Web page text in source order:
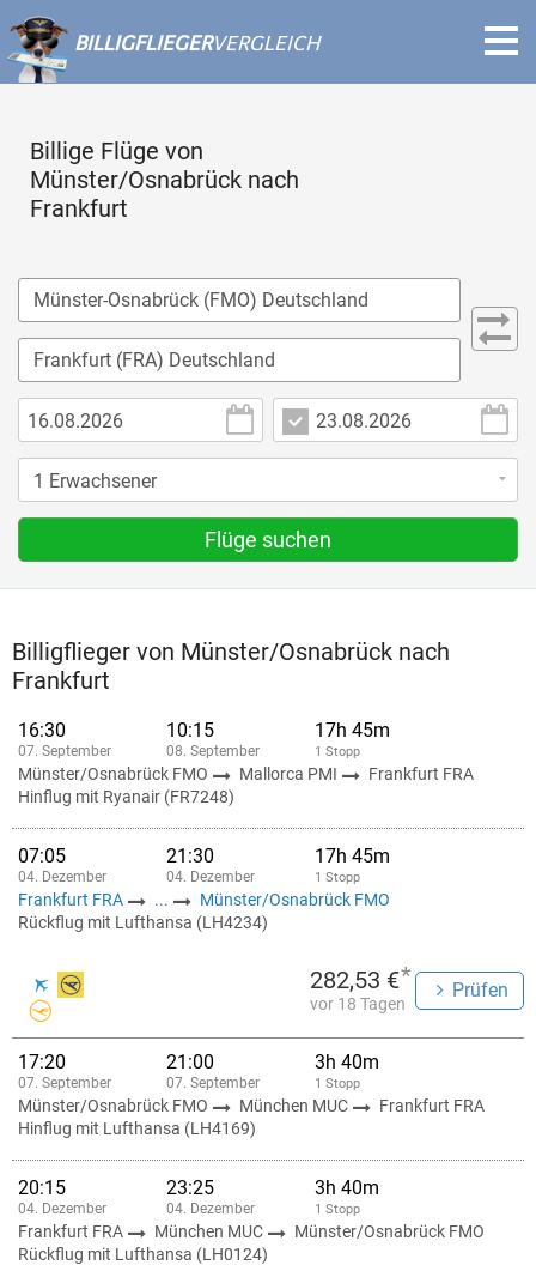
BILLIGFLIEGERVERGLEICH
Billige Flüge von
Münster/Osnabrück nach
Frankfurt
Flüge suchen
Billigflieger von Münster/Osnabrück nach
Frankfurt
16:30
07. September
10:15
08. September
17h 45m
1 Stopp
Münster/Osnabrück FMO Mallorca PMI
Frankfurt FRA
Hinflug mit Ryanair (FR7248)
07:05
04. Dezember
21:30
04. Dezember
17h 45m
1 Stopp
Frankfurt FRA ...
Münster/Osnabrück FMO
Rückflug mit Lufthansa (LH4234)
282,53 €*
vor 18 Tagen
Prüfen
17:20
07. September
21:00
07. September
3h 40m
1 Stopp
Münster/Osnabrück FMO München MUC
Frankfurt FRA
Hinflug mit Lufthansa (LH4169)
20:15
04. Dezember
23:25
04. Dezember
3h 40m
1 Stopp
Frankfurt FRA München MUC
Münster/Osnabrück FMO
Rückflug mit Lufthansa (LH0124)